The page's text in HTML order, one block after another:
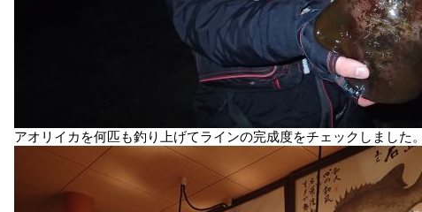
アオリイカを何匹も釣り上げてラインの完成度をチェックしました